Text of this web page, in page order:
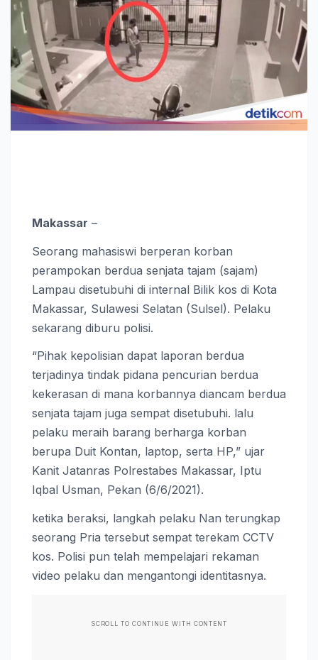
Makassar –
Seorang mahasiswi berperan korban
perampokan berdua senjata tajam (sajam)
Lampau disetubuhi di internal Bilik kos di Kota
Makassar, Sulawesi Selatan (Sulsel). Pelaku
sekarang diburu polisi.
“Pihak kepolisian dapat laporan berdua
terjadinya tindak pidana pencurian berdua
kekerasan di mana korbannya diancam berdua
senjata tajam juga sempat disetubuhi. lalu
pelaku meraih barang berharga korban
berupa Duit Kontan, laptop, serta HP,” ujar
Kanit Jatanras Polrestabes Makassar, Iptu
Iqbal Usman, Pekan (6/6/2021).
ketika beraksi, langkah pelaku Nan terungkap
seorang Pria tersebut sempat terekam CCTV
kos. Polisi pun telah mempelajari rekaman
video pelaku dan mengantongi identitasnya.
SCROLL TO CONTINUE WITH CONTENT